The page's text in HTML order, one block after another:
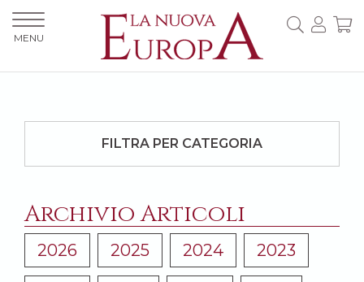
FILTRA PER CATEGORIA
Archivio Articoli
2026 2025 2024 2023
MENU